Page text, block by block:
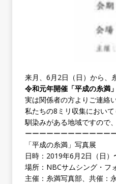
来月、6月2日（日）から、
令和元年開催「平成の糸満
実は関係者の方よりご連絡
私たちの8ミリ収集におい
馴染みがある地域ですので
ーーーーーーーーーーーー
「平成の糸満」写真展
日時：2019年6月2日（日
場所：NBCサムシング・フ
主催：糸満写真部、共催：